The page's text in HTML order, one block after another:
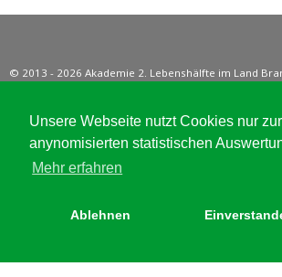
Unsere Webseite nutzt Cookies nur zur
anynomisierten statistischen
Mehr erfahren
Ablehnen
© 2013 - 2026 Akademie 2. Lebenshälfte im Land